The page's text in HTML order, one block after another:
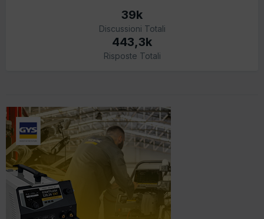
39k
Discussioni Totali
443,3k
Risposte Totali